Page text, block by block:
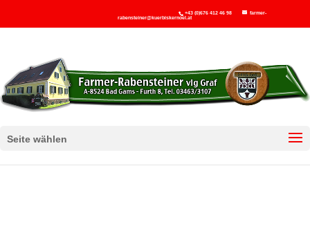
+43 (0)676 412 46 98
farmer-
rabensteiner@kuerbiskernoel.at
Seite wählen